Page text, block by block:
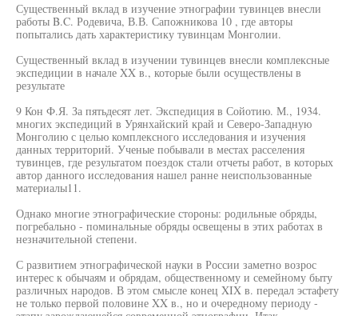
Существенный вклад в изучение этнографии тувинцев внесли
работы B.C. Родевича, В.В. Сапожникова 10 , где авторы
попытались дать характеристику тувинцам Монголии.
Существенный вклад в изучении тувинцев внесли комплексные
экспедиции в начале XX в., которые были осуществлены в
результате
9 Кон Ф.Я. За пятьдесят лет. Экспедиция в Сойотию. М., 1934.
многих экспедиций в Урянхайский край и Северо-Западную
Монголию с целью комплексного исследования и изучения
данных территорий. Ученые побывали в местах расселения
тувинцев, где результатом поездок стали отчеты работ, в которых
автор данного исследования нашел ранне неиспользованные
материалы11.
Однако многие этнографические стороны: родильные обряды,
погребально - поминальные обряды освещены в этих работах в
незначительной степени.
С развитием этнографической науки в России заметно возрос
интерес к обычаям и обрядам, общественному и семейному быту
различных народов. В этом смысле конец XIX в. передал эстафету
не только первой половине XX в., но и очередному периоду -